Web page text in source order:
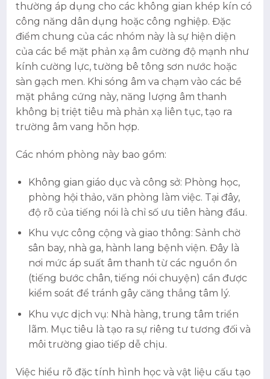
thường áp dụng cho các không gian khép kín có
công năng dân dụng hoặc công nghiệp. Đặc
điểm chung của các nhóm này là sự hiện diện
của các bề mặt phản xạ âm cường độ mạnh như
kính cường lực, tường bê tông sơn nước hoặc
sàn gạch men. Khi sóng âm va chạm vào các bề
mặt phẳng cứng này, năng lượng âm thanh
không bị triệt tiêu mà phản xạ liên tục, tạo ra
trường âm vang hỗn hợp.
Các nhóm phòng này bao gồm:
Không gian giáo dục và công sở: Phòng học,
phòng hội thảo, văn phòng làm việc. Tại đây,
độ rõ của tiếng nói là chỉ số ưu tiên hàng đầu.
Khu vực công cộng và giao thông: Sảnh chờ
sân bay, nhà ga, hành lang bệnh viện. Đây là
nơi mức áp suất âm thanh từ các nguồn ồn
(tiếng bước chân, tiếng nói chuyện) cần được
kiểm soát để tránh gây căng thẳng tâm lý.
Khu vực dịch vụ: Nhà hàng, trung tâm triển
lãm. Mục tiêu là tạo ra sự riêng tư tương đối và
môi trường giao tiếp dễ chịu.
Việc hiểu rõ đặc tính hình học và vật liệu cấu tạo